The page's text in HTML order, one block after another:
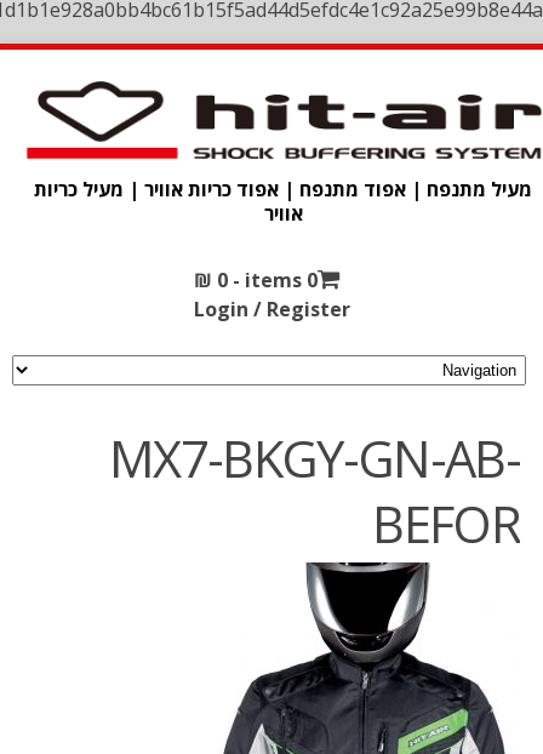
מעיל מתנפח | אפוד מתנפח | אפוד כריות אוויר | מעיל כריות
אוויר
0 items -
₪ 0
Login / Register
MX7-BKGY-GN-AB-
BEFOR